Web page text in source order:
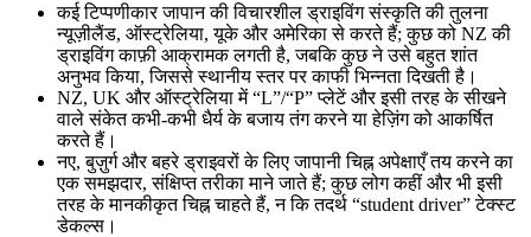
कई टिप्पणीकार जापान की विचारशील ड्राइविंग संस्कृति की तुलना
न्यूज़ीलैंड, ऑस्ट्रेलिया, यूके और अमेरिका से करते हैं; कुछ को NZ की
ड्राइविंग काफ़ी आक्रामक लगती है, जबकि कुछ ने उसे बहुत शांत
अनुभव किया, जिससे स्थानीय स्तर पर काफी भिन्नता दिखती है।
NZ, UK और ऑस्ट्रेलिया में “L”/“P” प्लेटें और इसी तरह के सीखने
वाले संकेत कभी-कभी धैर्य के बजाय तंग करने या हेज़िंग को आकर्षित
करते हैं।
नए, बुज़ुर्ग और बहरे ड्राइवरों के लिए जापानी चिह्न अपेक्षाएँ तय करने का
एक समझदार, संक्षिप्त तरीका माने जाते हैं; कुछ लोग कहीं और भी इसी
तरह के मानकीकृत चिह्न चाहते हैं, न कि तदर्थ “student driver” टेक्स्ट
डेकल्स।